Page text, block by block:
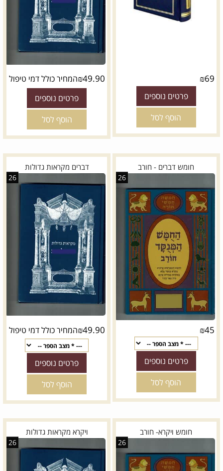
₪69
פרטים נוספים
הוסף לסל
₪49.90 המחיר כולל דמי טיפול
פרטים נוספים
הוסף לסל
חומש דברים - חורב
26
₪45
פרטים נוספים
הוסף לסל
דברים מקראות גדולות
26
₪49.90 המחיר כולל דמי טיפול
פרטים נוספים
הוסף לסל
חומש ויקרא- חורב
26
ויקרא מקראות גדולות
26